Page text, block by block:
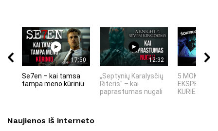
17:50
Se7en – kai tamsa
tampa meno kūriniu
12:32
„Septynių Karalysčių
Riteris" – kai
paprastumas nugali
5 MOKSLINIAI
KURIE
Naujienos iš interneto